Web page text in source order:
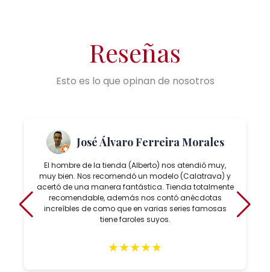
Reseñas
Esto es lo que opinan de nosotros
José Álvaro Ferreira Morales
El hombre de la tienda (Alberto) nos atendió muy,
muy bien. Nos recomendó un modelo (Calatrava) y
acertó de una manera fantástica. Tienda totalmente
recomendable, además nos contó anécdotas
increíbles de como que en varias series famosas
tiene faroles suyos.
★★★★★